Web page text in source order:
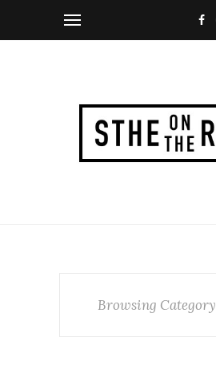
Browsing Category